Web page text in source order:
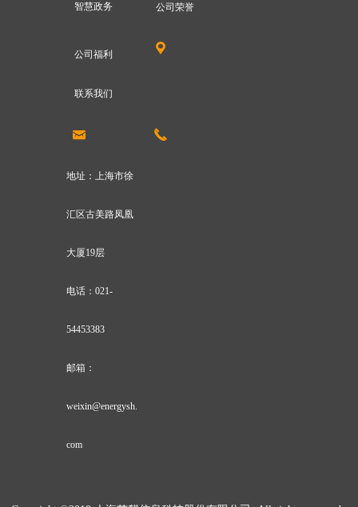
公司荣誉
智慧政务
公司福利
联系我们
地址：上海市徐
汇区古美路凤凰
大厦19层
电话：021-
54453383
邮箱：
weixin@energysh.
com
끇
끅
낂